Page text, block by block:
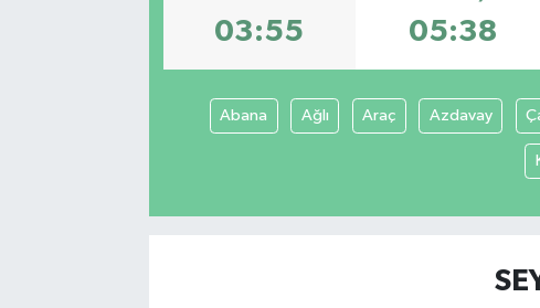
03:55 05:38
Abana Ağlı Araç Azdavay